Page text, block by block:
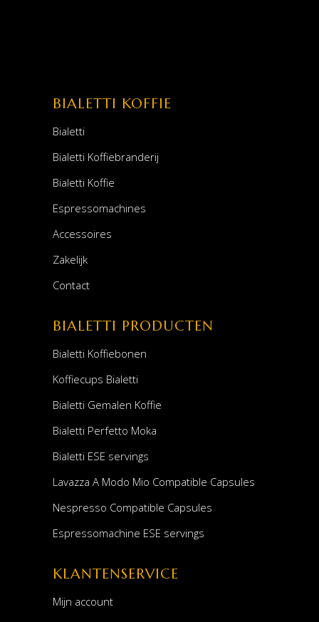
BIALETTI KOFFIE
Bialetti
Bialetti Koffiebranderij
Bialetti Koffie
Espressomachines
Accessoires
Zakelijk
Contact
BIALETTI PRODUCTEN
Bialetti Koffiebonen
Koffiecups Bialetti
Bialetti Gemalen Koffie
Bialetti Perfetto Moka
Bialetti ESE servings
Lavazza A Modo Mio Compatible Capsules
Nespresso Compatible Capsules
Espressomachine ESE servings
KLANTENSERVICE
Mijn account